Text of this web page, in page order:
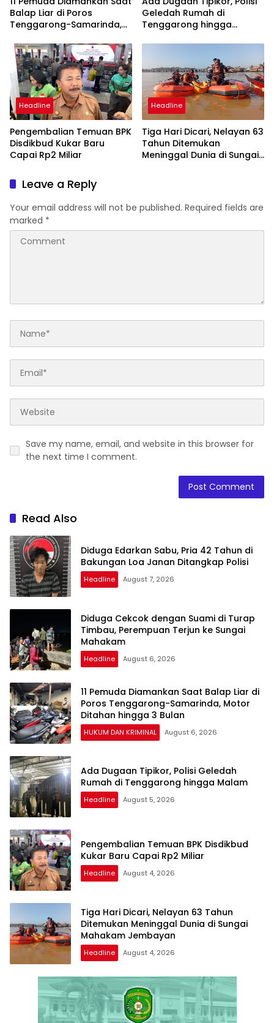
Balap Liar di Poros
Tenggarong-Samarinda,
Bulan
Geledah Rumah di
Tenggarong hingga
Headline
Pengembalian Temuan BPK
Disdikbud Kukar Baru
Capai Rp2 Miliar
Headline
Tiga Hari Dicari, Nelayan 63
Tahun Ditemukan
Meninggal Dunia di Sungai
Leave a Reply
Your email address will not be published. Required fields are
marked *
Save my name, email, and website in this browser for
the next time I comment.
Read Also
Diduga Edarkan Sabu, Pria 42 Tahun di
Bakungan Loa Janan Ditangkap Polisi
Headline August 7, 2026
Diduga Cekcok dengan Suami di Turap
Timbau, Perempuan Terjun ke Sungai
Mahakam
Headline August 6, 2026
11 Pemuda Diamankan Saat Balap Liar di
Poros Tenggarong-Samarinda, Motor
Ditahan hingga 3 Bulan
HUKUM DAN KRIMINAL August 6, 2026
Ada Dugaan Tipikor, Polisi Geledah
Rumah di Tenggarong hingga Malam
Headline August 5, 2026
Pengembalian Temuan BPK Disdikbud
Kukar Baru Capai Rp2 Miliar
Headline August 4, 2026
Tiga Hari Dicari, Nelayan 63 Tahun
Ditemukan Meninggal Dunia di Sungai
Mahakam Jembayan
Headline August 4, 2026